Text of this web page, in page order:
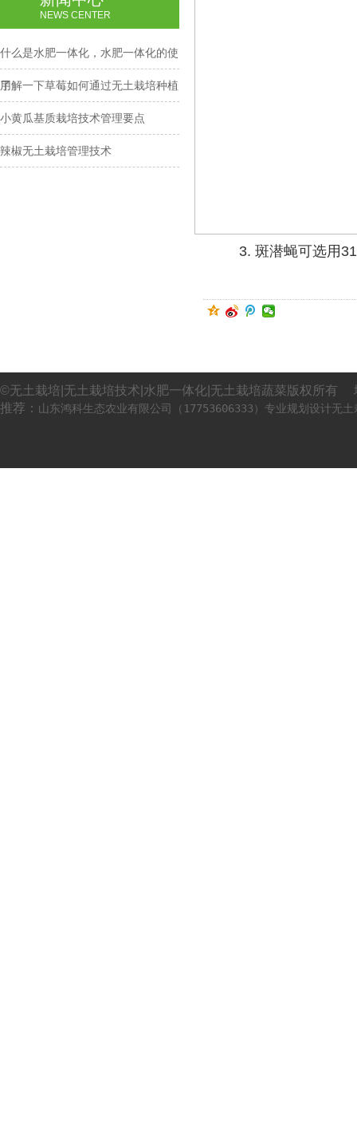
NEWS CENTER
什么是水肥一体化，水肥一体化的使
用
了解一下草莓如何通过无土栽培种植
小黄瓜基质栽培技术管理要点
辣椒无土栽培管理技术
3. 斑潜蝇可选用
©无土栽培|无土栽培技术|水肥一体化|无土栽培蔬菜版权所有
推荐： 山东鸿科生态农业有限公司（17753606333）专业规划设计无